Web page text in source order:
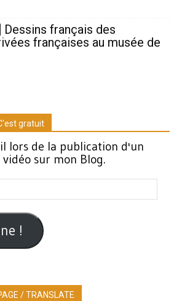
français des
françaises au musée de
gratuit
lors de la publication d'un
sur mon Blog.
!
/ TRANSLATE